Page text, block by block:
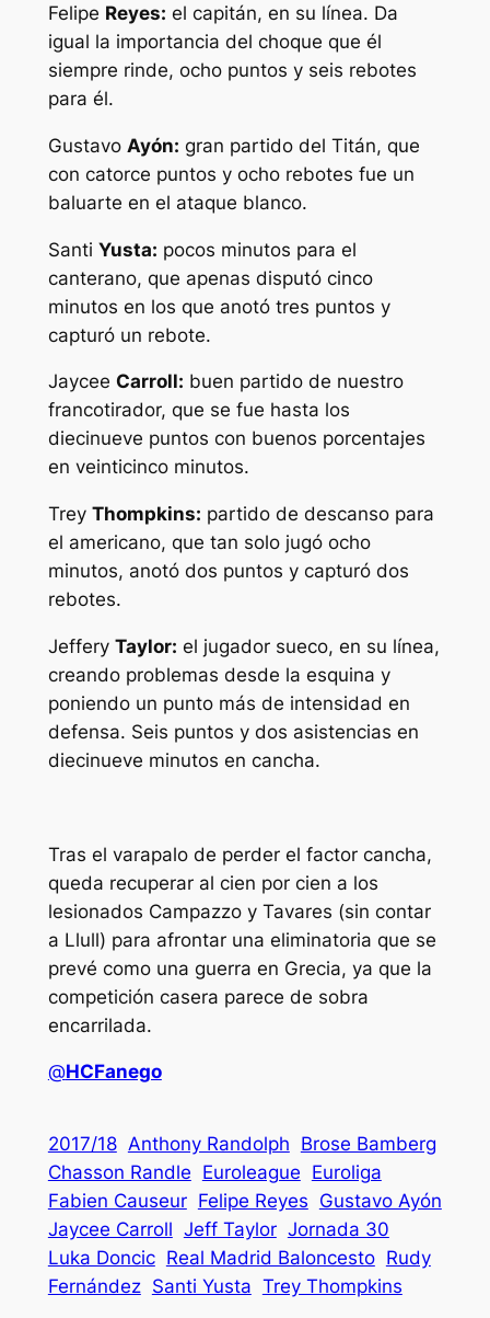
Felipe Reyes: el capitán, en su línea. Da
igual la importancia del choque que él
siempre rinde, ocho puntos y seis rebotes
para él.
Gustavo Ayón: gran partido del Titán, que
con catorce puntos y ocho rebotes fue un
baluarte en el ataque blanco.
Santi Yusta: pocos minutos para el
canterano, que apenas disputó cinco
minutos en los que anotó tres puntos y
capturó un rebote.
Jaycee Carroll: buen partido de nuestro
francotirador, que se fue hasta los
diecinueve puntos con buenos porcentajes
en veinticinco minutos.
Trey Thompkins: partido de descanso para
el americano, que tan solo jugó ocho
minutos, anotó dos puntos y capturó dos
rebotes.
Jeffery Taylor: el jugador sueco, en su línea,
creando problemas desde la esquina y
poniendo un punto más de intensidad en
defensa. Seis puntos y dos asistencias en
diecinueve minutos en cancha.
Tras el varapalo de perder el factor cancha,
queda recuperar al cien por cien a los
lesionados Campazzo y Tavares (sin contar
a Llull) para afrontar una eliminatoria que se
prevé como una guerra en Grecia, ya que la
competición casera parece de sobra
encarrilada.
@HCFanego
2017/18 Anthony Randolph Brose Bamberg
Chasson Randle Euroleague Euroliga
Fabien Causeur Felipe Reyes Gustavo Ayón
Jaycee Carroll Jeff Taylor Jornada 30
Luka Doncic Real Madrid Baloncesto Rudy
Fernández Santi Yusta Trey Thompkins